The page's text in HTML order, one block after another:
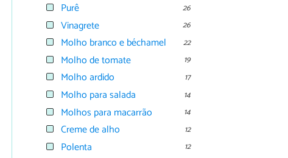
Purê 26
Vinagrete 26
Molho branco e béchamel 22
Molho de tomate 19
Molho ardido 17
Molho para salada 14
Molhos para macarrão 14
Creme de alho 12
Polenta 12